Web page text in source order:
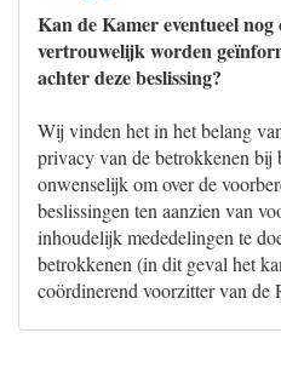
Kan de Kamer eventueel
vertrouwelijk worden
achter deze beslissing?
Wij vinden het in het belang
privacy van de betrokkenen bij
onwenselijk om over de
beslissingen ten aanzien van
inhoudelijk mededelingen te
betrokkenen (in dit geval het
coördinerend voorzitter van de